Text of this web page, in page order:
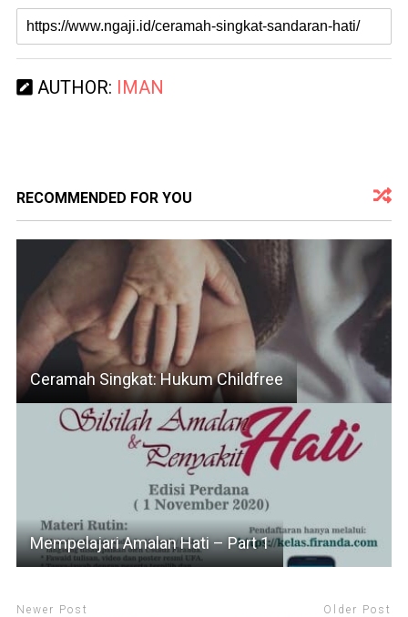
AUTHOR: IMAN
RECOMMENDED FOR YOU
Ceramah Singkat: Hukum Childfree
Mempelajari Amalan Hati – Part 1
Newer Post Older Post